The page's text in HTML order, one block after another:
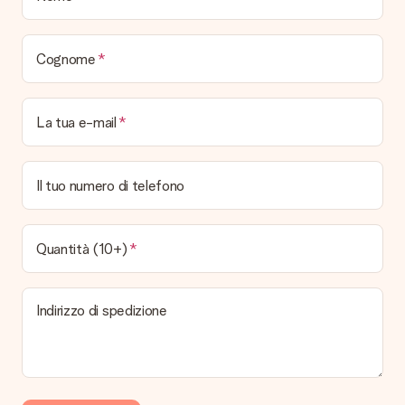
continuamente aggiornate e attendibili.
Quali sono i tempi di consegna e quando riceverò il mio
regalo?
I tempi di consegna sono consultabili direttamente sulla pagina
del prodotto desiderato. Le date indicate sono previste in
base ai tempi di consegna indicati dal corriere.
Quali sono le opzioni di consegna disponibili?
sill'opzione da selezionare contatta il nostro servizio clienti.
Pagamento
Come posso pagare il mio ordine?
É possibile scegliere tra le seguenti modalità di pagamento:
Cognome
La tua e-mail
Il tuo numero di telefono
Quantità (10+)
Indirizzo di spedizione